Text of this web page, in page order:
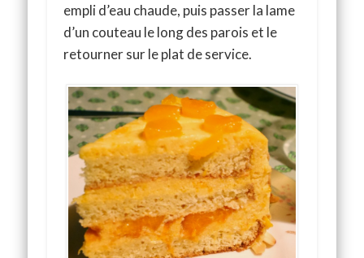
empli d’eau chaude, puis passer la lame
d’un couteau le long des parois et le
retourner sur le plat de service.